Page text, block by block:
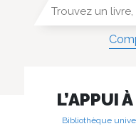
L’APPUI
Bibliothèque